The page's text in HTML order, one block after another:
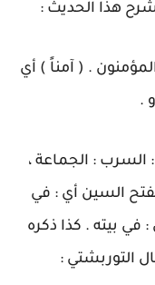
هذا الحديث :
. ( آمناً ) أي
.
: الجماعة ،
السين أي : في
بيته . كذا ذكره
التوربشتي :